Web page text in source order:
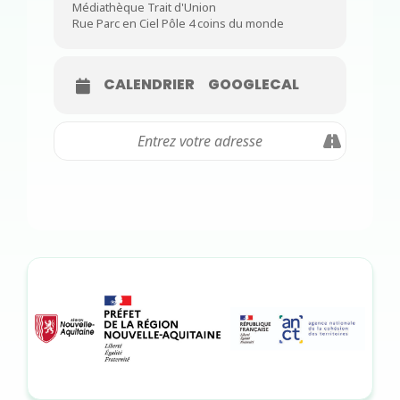
Médiathèque Trait d'Union
Rue Parc en Ciel Pôle 4 coins du monde
CALENDRIER GOOGLECAL